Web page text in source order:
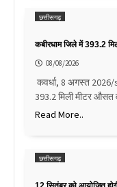
छत्तीसगढ़
कबीरधाम जिले में 393.2
08/08/2026
कवर्धा, 8 अगस्त
393.2 मिली मीटर औसत
Read More..
छत्तीसगढ़